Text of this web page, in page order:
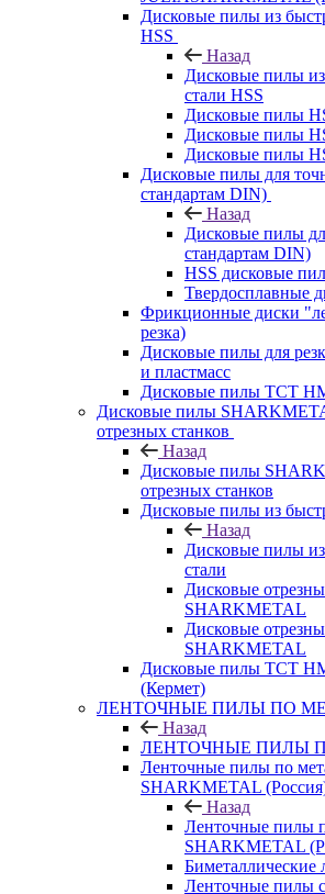
Дисковые пилы из
HSS
Назад
Дисковые пилы
стали HSS
Дисковые пилы
Дисковые пилы
Дисковые пилы
Дисковые пилы для
стандартам DIN)
Назад
Дисковые пилы
стандартам DIN)
HSS дисковые
Твердосплавные
Фрикционные диски
резка)
Дисковые пилы для
и пластмасс
Дисковые пилы ТСТ НМ
Дисковые пилы
отрезных станков
Назад
Дисковые пилы
отрезных станков
Дисковые пилы из
Назад
Дисковые пилы
стали
Дисковые
SHARKMETAL
Дисковые
SHARKMETAL
Дисковые пилы ТСТ НМ
(Кермет)
ЛЕНТОЧНЫЕ ПИЛЫ ПО
Назад
ЛЕНТОЧНЫЕ ПИЛЫ
Ленточные пилы по
SHARKMETAL
Назад
Ленточные пилы
SHARKMETAL
Ленточные пилы